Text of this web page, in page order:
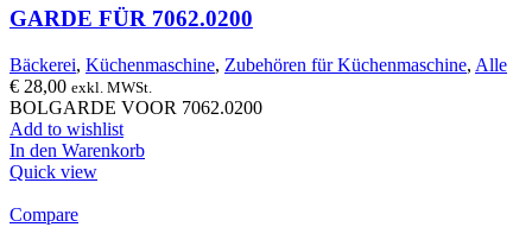
GARDE FÜR 7062.0200
Bäckerei, Küchenmaschine, Zubehören für Küchenmaschine, Alle
€ 28,00 exkl. MWSt.
BOLGARDE VOOR 7062.0200
Add to wishlist
In den Warenkorb
Quick view
Compare